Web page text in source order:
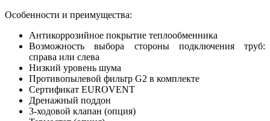
Особенности и преимущества:
Антикоррозийное покрытие теплообменника
Возможность выбора стороны подключения труб:
справа или слева
Низкий уровень шума
Противопылевой фильтр G2 в комплекте
Сертификат EUROVENT
Дренажный поддон
3-ходовой клапан (опция)